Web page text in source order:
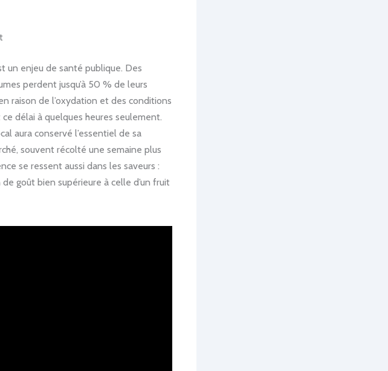
un enjeu de santé publique. Des
perdent jusqu’à 50 % de leurs
raison de l’oxydation et des conditions
délai à quelques heures seulement.
aura conservé l’essentiel de sa
souvent récolté une semaine plus
se ressent aussi dans les saveurs :
goût bien supérieure à celle d’un fruit